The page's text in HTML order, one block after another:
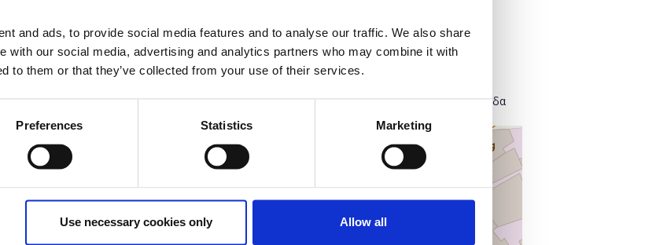
and ads, to provide social media features and to analyse our traffic. We also share
with our social media, advertising and analytics partners who may combine it with
to them or that they’ve collected from your use of their services.
Preferences Statistics Marketing
Use necessary cookies only Allow all
του θα πραγματοποιηθούν στις29 &
των σεμιναρίωνJavaScript
& JavaScript Frameworks - Node.JS Intro -
Πού;
Found.ation
Ευρυσθέως 2
Κεντρικός Τομέας Αθηνών, Ελλάδα